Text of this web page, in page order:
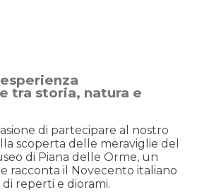
tra storia, natura e
di partecipare al nostro
scoperta delle meraviglie del
di Piana delle Orme, un
racconta il Novecento italiano
reperti e diorami.